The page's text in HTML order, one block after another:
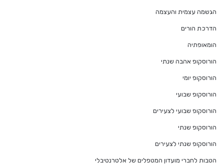
הגשמה עצמית והעצמה
הדרכת הורים
הומאופתיה
הורוסקופ אהבה שנתי
הורוסקופ יומי
הורוסקופ שבועי
הורוסקופ שבועי לצעירים
הורוסקופ שנתי
הורוסקופ שנתי לצעירים
הטבות לחברי מועדון המטפלים של אלטרנטיבלי